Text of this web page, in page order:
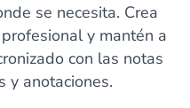
se necesita. Crea
y mantén a
con las notas
y anotaciones.